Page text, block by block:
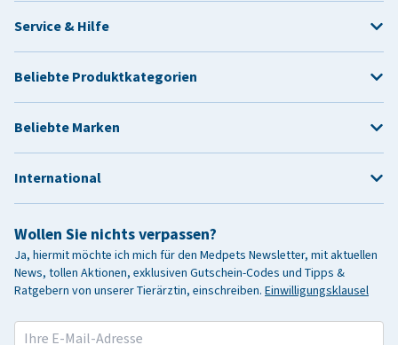
Wollen Sie nichts verpassen?
Ja, hiermit möchte ich mich für den Medpets Newsletter, mit aktuellen
News, tollen Aktionen, exklusiven Gutschein-Codes und Tipps &
Ratgebern von unserer Tierärztin, einschreiben. Einwilligungsklausel
Service & Hilfe
Beliebte Produktkategorien
Beliebte Marken
International